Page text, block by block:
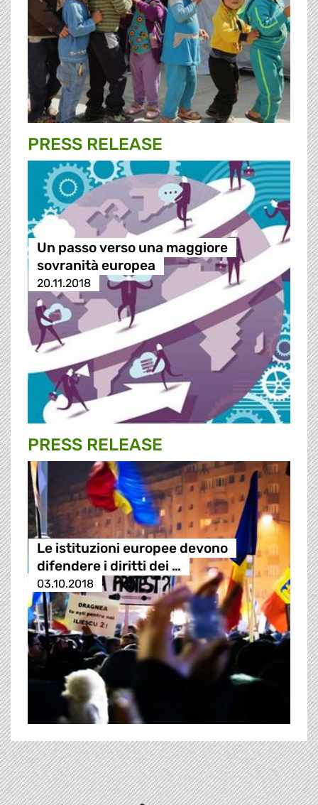
PRESS RELEASE
Un passo verso una maggiore
sovranità europea
20.11.2018
PRESS RELEASE
Le istituzioni europee devono
difendere i diritti dei …
03.10.2018